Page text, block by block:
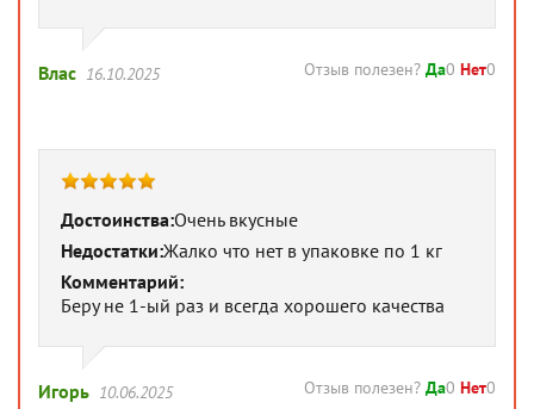
Влас 16.10.2025 Отзыв полезен? Да0 Нет0
Достоинства:Очень вкусные
Недостатки:Жалко что нет в упаковке по 1 кг
Комментарий:
Беру не 1-ый раз и всегда хорошего качества
Игорь 10.06.2025 Отзыв полезен? Да0 Нет0